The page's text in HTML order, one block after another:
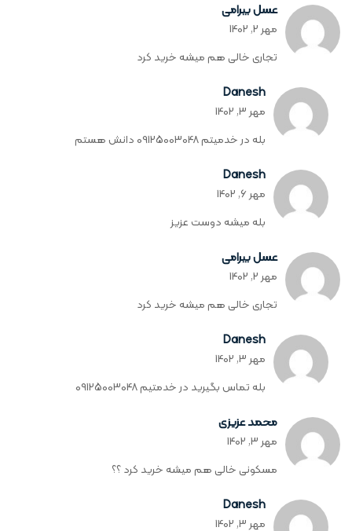
عسل بیرامی
‏مهر 2, 1402
تجاری خالی هم میشه خرید کرد
Danesh
‏مهر 3, 1402
بله در خدمیتم 09125003048 دانش هستم
Danesh
‏مهر 6, 1402
بله میشه دوست عزیز
عسل بیرامی
‏مهر 2, 1402
تجاری خالی هم میشه خرید کرد
Danesh
‏مهر 3, 1402
بله تماس بگیرید در خدمتیم 09125003048
محمد عزیزی
‏مهر 3, 1402
مسکونی خالی هم میشه خرید کرد ؟؟
Danesh
‏مهر 3, 1402